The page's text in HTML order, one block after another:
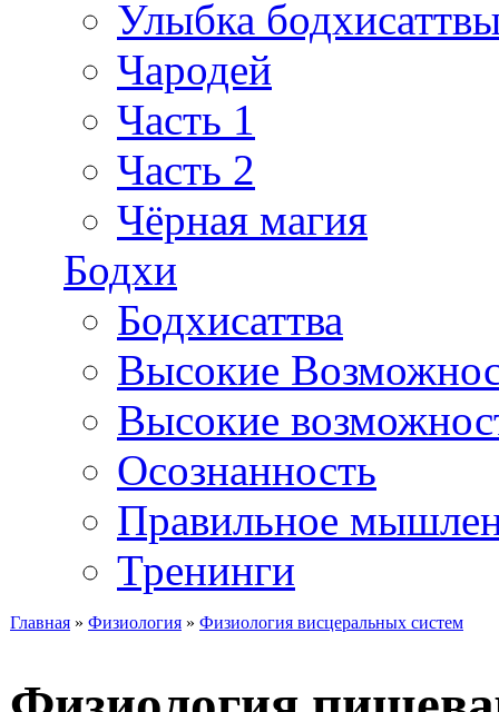
Улыбка
Чародей
Часть 1
Часть 2
Чёрная магия
Бодхи
Бодхисаттва
Высокие
Высокие
Осознанность
Правильное
Тренинги
Главная » Физиология » Физиология висцеральных систем